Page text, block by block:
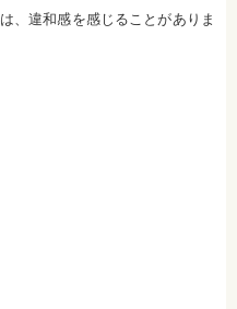
、違和感を感じることがありま